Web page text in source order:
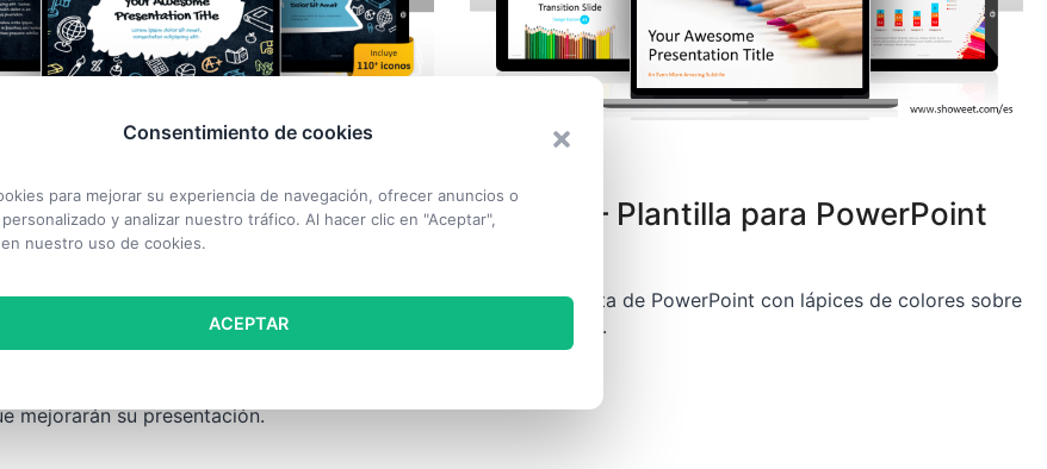
Consentimiento de cookies
para mejorar su experiencia de navegación, ofrecer anuncios o
y analizar nuestro tráfico. Al hacer clic en "Aceptar",
nuestro uso de cookies.
ACEPTAR
(Garabatos) – Plantilla para
y Google Slides
gratuita de PowerPoint y Google
diseños de estilo garabato (‘doodles’).
un fondo de pizarra escolar. Incluye más de
mejorarán su presentación.
Lápices – Plantilla para PowerPoint
Plantilla gratuita de PowerPoint con lápices de colores sobre
un fondo claro.